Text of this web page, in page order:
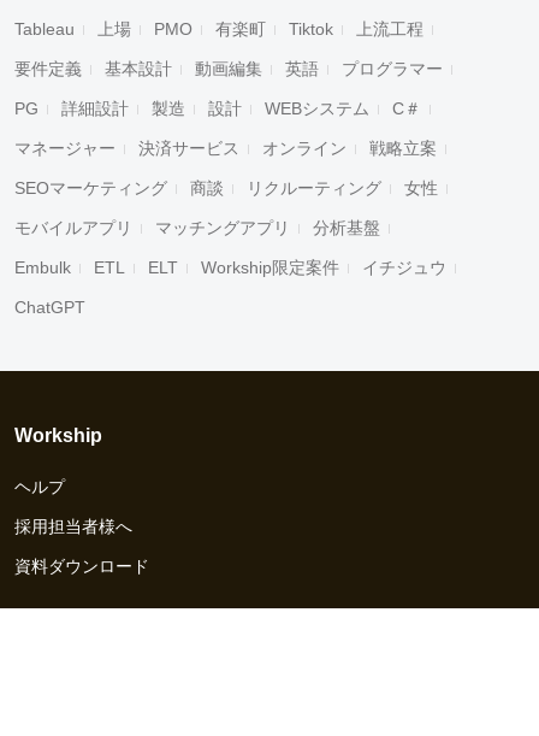
Tableau 上場 PMO 有楽町 Tiktok 上流工程
要件定義 基本設計 動画編集 英語 プログラマー
PG 詳細設計 製造 設計 WEBシステム C＃
マネージャー 決済サービス オンライン 戦略立案
SEOマーケティング 商談 リクルーティング 女性
モバイルアプリ マッチングアプリ 分析基盤
Embulk ETL ELT Workship限定案件 イチジュウ
ChatGPT
Workship
ヘルプ
採用担当者様へ
資料ダウンロード